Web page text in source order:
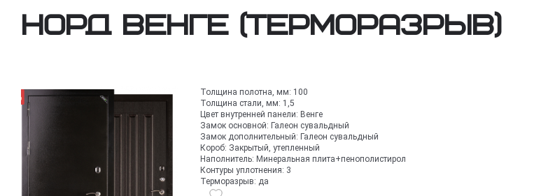
Норд Венге (терморазрыв)
Толщина полотна, мм: 100
Толщина стали, мм: 1,5
Цвет внутренней панели: Венге
Замок основной: Галеон сувальдный
Замок дополнительный: Галеон сувальдный
Короб: Закрытый, утепленный
Наполнитель: Минеральная плита+пенополистирол
Контуры уплотнения: 3
Терморазрыв: да